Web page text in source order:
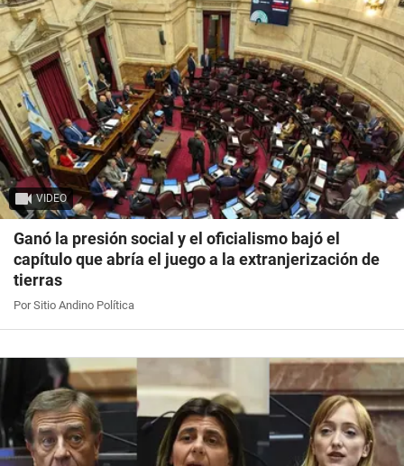
VIDEO
Ganó la presión social y el oficialismo bajó el
capítulo que abría el juego a la extranjerización de
tierras
Por Sitio Andino Política